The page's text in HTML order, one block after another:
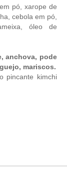
pó, xarope de
cebola em pó,
óleo de
anchova, pode
mariscos.
pincante kimchi